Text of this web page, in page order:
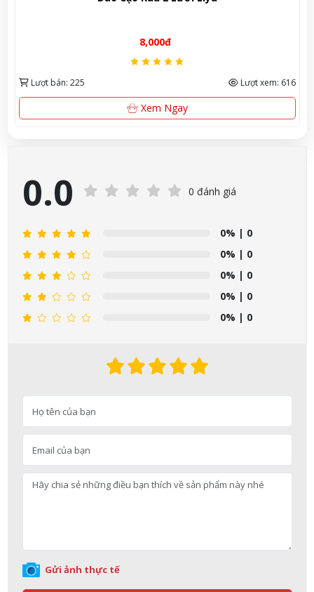
xem: 616
0.0 0 đánh giá
0% | 0
0% | 0
0% | 0
0% | 0
0% | 0
Gửi ảnh thực tế